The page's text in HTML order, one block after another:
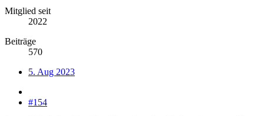
Mitglied seit
2022
Beiträge
570
5. Aug 2023
#154